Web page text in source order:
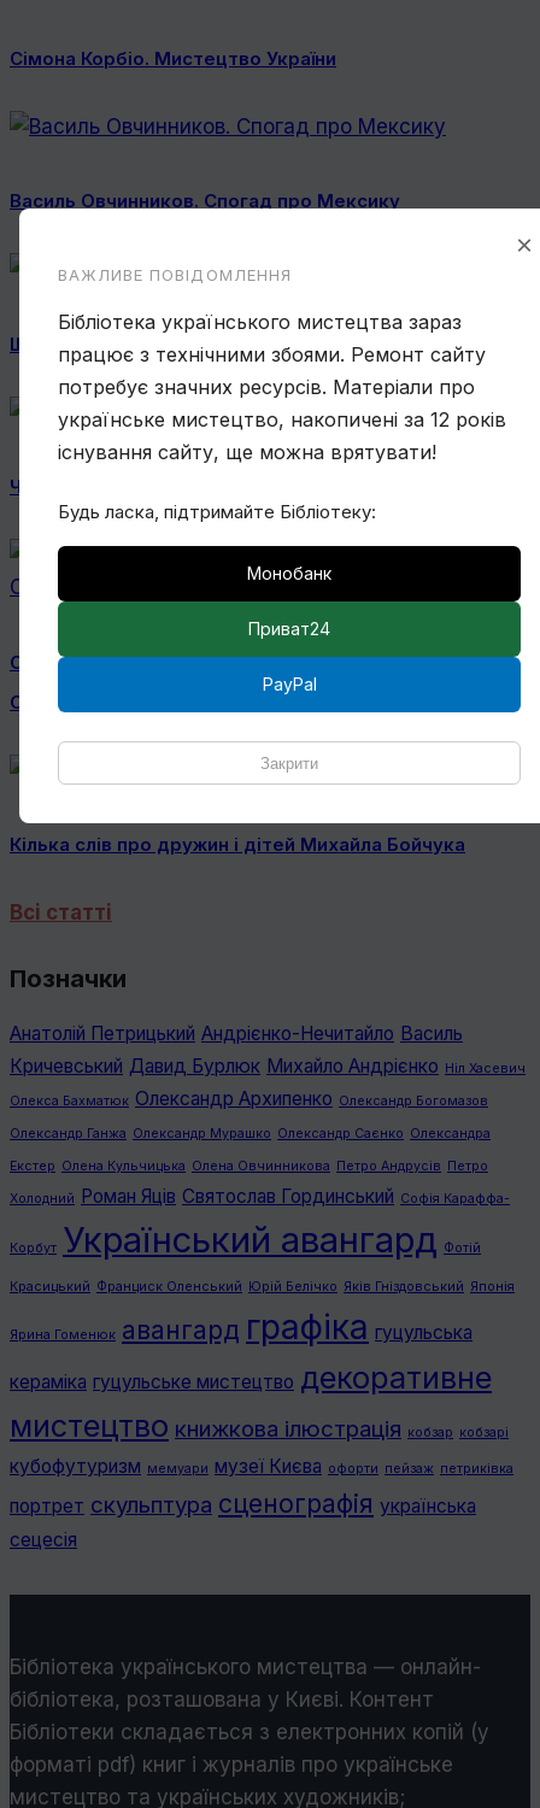
Сімона Корбіо. Мистецтво України
Василь Овчинников. Спогад про Мексику
Ще один учень Нарбута і його «Енеїда»
Чому Віктор Замирайло український художник?
Спогади Марії Котляревської про Михайла
Сапожникова
Кілька слів про дружин і дітей Михайла Бойчука
Всі статті
Позначки
Анатолій Петрицький Андрієнко-Нечитайло Василь
Кричевський Давид Бурлюк Михайло Андрієнко Ніл Хасевич
Олекса Бахматюк Олександр Архипенко Олександр Богомазов
Олександр Ганжа Олександр Мурашко Олександр Саєнко Олександра
Екстер Олена Кульчицька Олена Овчинникова Петро Андрусів Петро
Холодний Роман Яців Святослав Гординський Софія Караффа-
Корбут Український авангард Фотій
Красицький Франциск Оленський Юрій Белічко Яків Гніздовський Японія
Ярина Гоменюк авангард графiка гуцульська
кераміка гуцульське мистецтво декоративне
мистецтво книжкова ілюстрація кобзар кобзарі
кубофутуризм мемуари музеї Києва офорти пейзаж петриківка
портрет скульптура сценографія українська
сецесія
Бібліотека українського мистецтва — онлайн-
бібліотека, розташована у Києві. Контент
Бібліотеки складається з електронних копій (у
форматі pdf) книг і журналів про українське
мистецтво та українських художників;
×
ВАЖЛИВЕ ПОВІДОМЛЕННЯ
Бібліотека українського мистецтва зараз
працює з технічними збоями. Ремонт сайту
потребує значних ресурсів. Матеріали про
українське мистецтво, накопичені за 12 років
існування сайту, ще можна врятувати!
Будь ласка, підтримайте Бібліотеку:
Монобанк
Приват24
PayPal
Закрити